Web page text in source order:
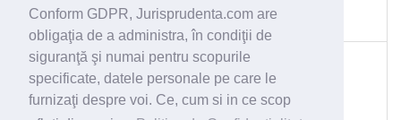
Conform GDPR, Jurisprudenta.com are
obligaţia de a administra, în condiţii de
siguranţă şi numai pentru scopurile
specificate, datele personale pe care le
furnizaţi despre voi. Ce, cum si in ce scop
Judecătoria Moinești
Majorarea pensiei de întreţinere
Decizie - 29.05.2008
Curtea de Apel Iași
Aplicarea art. 42 alin. 4 din Codul familiei. Corelarea cu
prevederile art. 1147 pct. 3 din Codul civil